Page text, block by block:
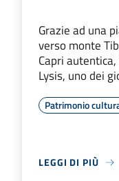
Grazie ad una
verso monte
Capri
Lysis, uno dei
Patrimonio
LEGGI DI PIÙ